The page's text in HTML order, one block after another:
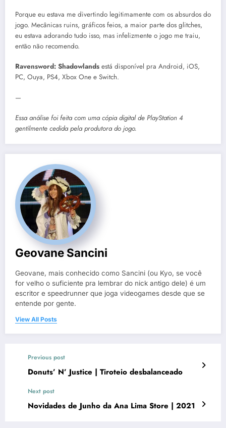
Porque eu estava me divertindo legitimamente com os absurdos do
jogo. Mecânicas ruins, gráficos feios, a maior parte dos glitches,
eu estava adorando tudo isso, mas infelizmente o jogo me traiu,
então não recomendo.
Ravensword: Shadowlands está disponível pra Android, iOS,
PC, Ouya, PS4, Xbox One e Switch.
—
Essa análise foi feita com uma cópia digital de PlayStation 4
gentilmente cedida pela produtora do jogo.
Geovane Sancini
Geovane, mais conhecido como Sancini (ou Kyo, se você
for velho o suficiente pra lembrar do nick antigo dele) é um
escritor e speedrunner que joga videogames desde que se
entende por gente.
View All Posts
Previous post
Donuts’ N’ Justice | Tiroteio desbalanceado
Next post
Novidades de Junho da Ana Lima Store | 2021